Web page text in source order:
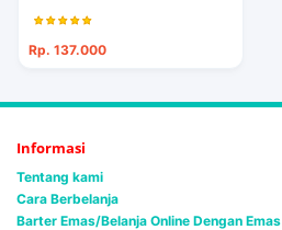
Rp. 137.000
Informasi
Tentang kami
Cara Berbelanja
Barter Emas/Belanja Online Dengan Emas